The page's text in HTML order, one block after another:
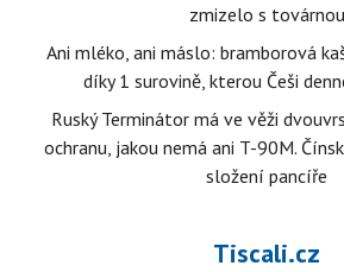
zmizelo s továrnou
Ani mléko, ani máslo: bramborová
díky 1 surovině, kterou Češi
Ruský Terminátor má ve věži
ochranu, jakou nemá ani T-90M.
složení pancíře
Tiscali.cz